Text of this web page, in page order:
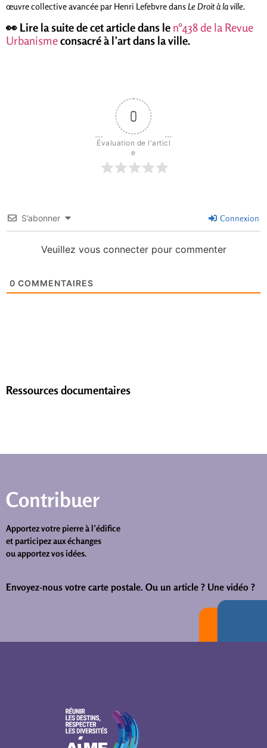
œuvre collective avancée par Henri Lefebvre dansLe Droit à la ville.
👀 Lire la suite de cet articledans le n°438 de la Revue
Urbanismeconsacré à l’art dans la ville.
0
Évaluation de l'articl
e
S’abonner Connexion
Veuillez vous connecter pour commenter
0 COMMENTAIRES
Ressources documentaires
Contribuer
Apportez votre pierre à l’édifice
et participez aux échanges
ou apportez vos idées.
Envoyez-nous votre carte postale. Ou un article ? Une vidéo ?